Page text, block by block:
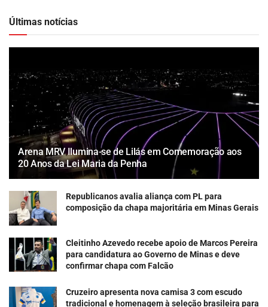
Últimas notícias
Arena MRV Ilumina-se de Lilás em Comemoração aos
20 Anos da Lei Maria da Penha
Republicanos avalia aliança com PL para
composição da chapa majoritária em Minas Gerais
Cleitinho Azevedo recebe apoio de Marcos Pereira
para candidatura ao Governo de Minas e deve
confirmar chapa com Falcão
Cruzeiro apresenta nova camisa 3 com escudo
tradicional e homenagem à seleção brasileira para